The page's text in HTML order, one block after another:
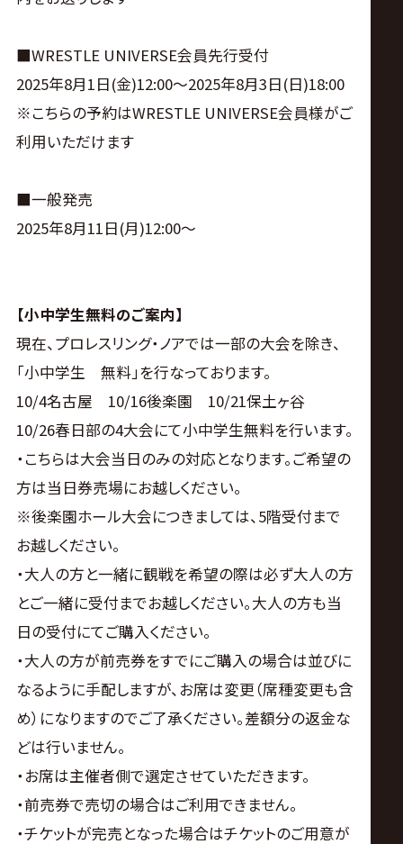
■WRESTLE UNIVERSE会員先行受付
2025年8月1日(金)12:00〜2025年8月3日(日)18:00
※こちらの予約はWRESTLE UNIVERSE会員様がご
利用いただけます
■一般発売
2025年8月11日(月)12:00〜
【小中学生無料のご案内】
現在、プロレスリング・ノアでは一部の大会を除き、
「小中学生 無料」を行なっております。
10/4名古屋 10/16後楽園 10/21保土ヶ谷
10/26春日部の4大会にて小中学生無料を行います。
・こちらは大会当日のみの対応となります。ご希望の
方は当日券売場にお越しください。
※後楽園ホール大会につきましては、5階受付まで
お越しください。
・大人の方と一緒に観戦を希望の際は必ず大人の方
とご一緒に受付までお越しください。大人の方も当
日の受付にてご購入ください。
・大人の方が前売券をすでにご購入の場合は並びに
なるように手配しますが、お席は変更（席種変更も含
め）になりますのでご了承ください。差額分の返金な
どは行いません。
・お席は主催者側で選定させていただきます。
・前売券で売切の場合はご利用できません。
・チケットが完売となった場合はチケットのご用意が